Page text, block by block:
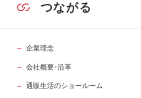
つながる
企業理念
会社概要･沿革
通販生活のショールーム